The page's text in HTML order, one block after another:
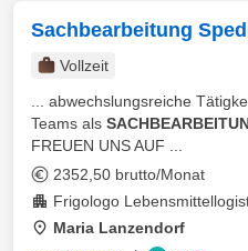
Sachbearbeitung
Vollzeit
... abwechslungsreiche
Teams als
FREUEN UNS AUF ...
2352,50 brutto/Monat
Frigologo
Maria Lanzendorf